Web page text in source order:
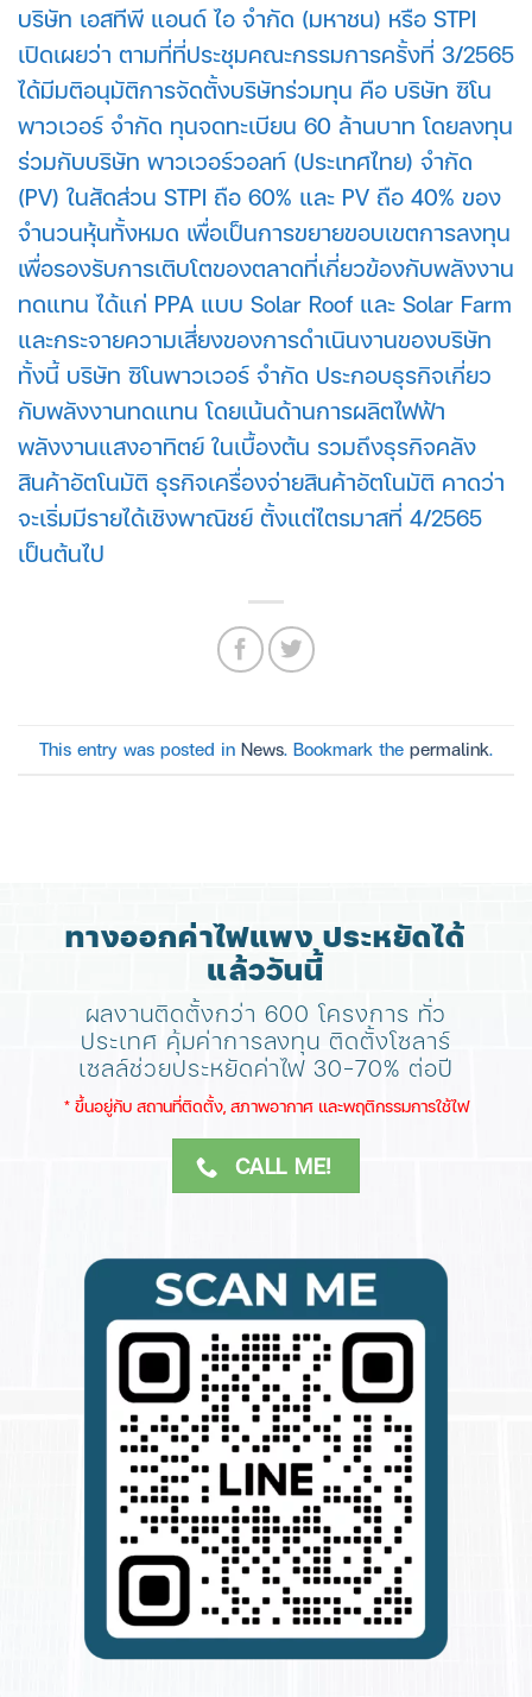
บริษัท เอสทีพี แอนด์ ไอ จำกัด (มหาชน) หรือ STPI
เปิดเผยว่า ตามที่ที่ประชุมคณะกรรมการครั้งที่ 3/2565
ได้มีมติอนุมัติการจัดตั้งบริษัทร่วมทุน คือ บริษัท ซิโน
พาวเวอร์ จำกัด ทุนจดทะเบียน 60 ล้านบาท โดยลงทุน
ร่วมกับบริษัท พาวเวอร์วอลท์ (ประเทศไทย) จำกัด
(PV) ในสัดส่วน STPI ถือ 60% และ PV ถือ 40% ของ
จำนวนหุ้นทั้งหมด เพื่อเป็นการขยายขอบเขตการลงทุน
เพื่อรองรับการเติบโตของตลาดที่เกี่ยวข้องกับพลังงาน
ทดแทน ได้แก่ PPA แบบ Solar Roof และ Solar Farm
และกระจายความเสี่ยงของการดำเนินงานของบริษัท
ทั้งนี้ บริษัท ซิโนพาวเวอร์ จำกัด ประกอบธุรกิจเกี่ยว
กับพลังงานทดแทน โดยเน้นด้านการผลิตไฟฟ้า
พลังงานแสงอาทิตย์ ในเบื้องต้น รวมถึงธุรกิจคลัง
สินค้าอัตโนมัติ ธุรกิจเครื่องจ่ายสินค้าอัตโนมัติ คาดว่า
จะเริ่มมีรายได้เชิงพาณิชย์ ตั้งแต่ไตรมาสที่ 4/2565
เป็นต้นไป
This entry was posted in News. Bookmark the permalink.
ทางออกค่าไฟแพง ประหยัดได้
แล้ววันนี้
ผลงานติดตั้งกว่า 600 โครงการ ทั่ว
ประเทศ คุ้มค่าการลงทุน ติดตั้งโซลาร์
เซลล์ช่วยประหยัดค่าไฟ 30-70% ต่อปี
​* ขึ้นอยู่กับ สถานที่ติดตั้ง, สภาพอากาศ​ และพฤติกรรมการใช้ไฟ
CALL ME!